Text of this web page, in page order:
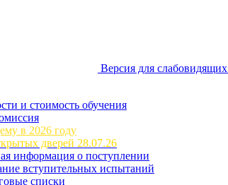
Версия для слабовидящих
и стоимость обучения
в 2026 году
дверей 28.07.26
информация о поступлении
вступительных испытаний
списки